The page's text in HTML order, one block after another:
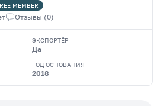
MEMBER
Отзывы (0)
ЭКСПОРТЁР
Да
ГОД ОСНОВАНИЯ
2018